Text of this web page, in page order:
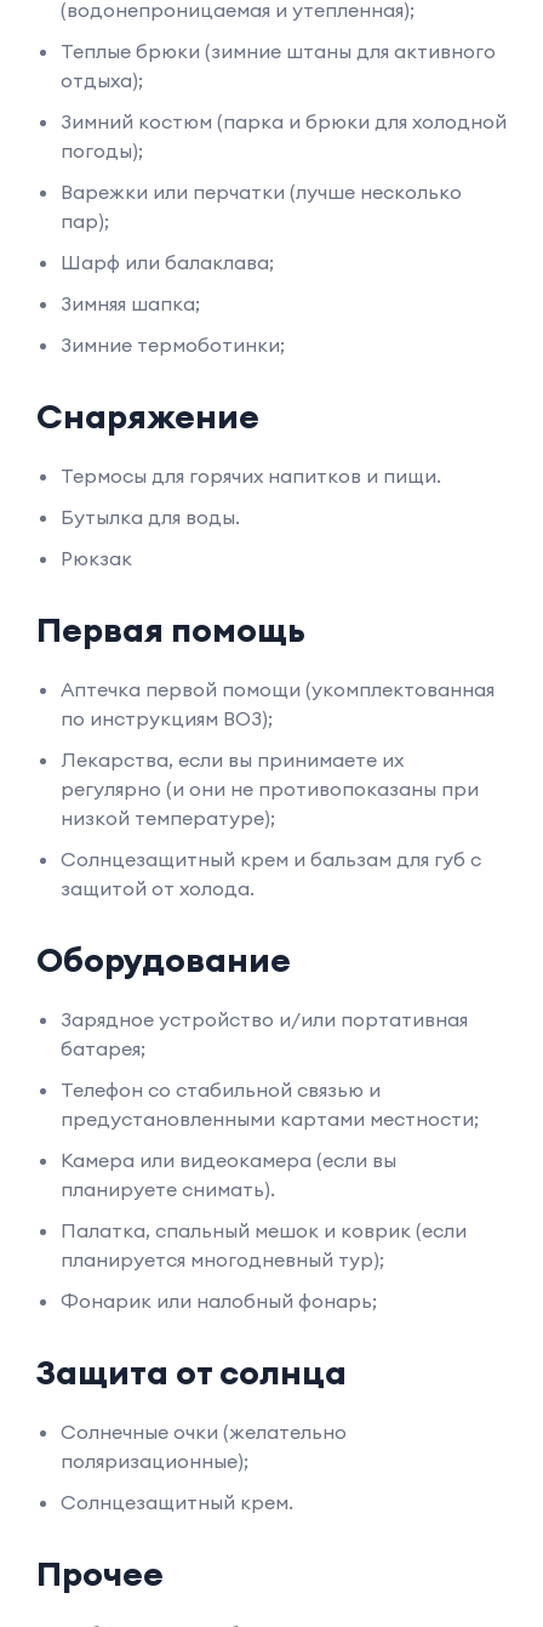
(водонепроницаемая и утепленная);
Теплые брюки (зимние штаны для активного
отдыха);
Зимний костюм (парка и брюки для холодной
погоды);
Варежки или перчатки (лучше несколько
пар);
Шарф или балаклава;
Зимняя шапка;
Зимние термоботинки;
Снаряжение
Термосы для горячих напитков и пищи.
Бутылка для воды.
Рюкзак
Первая помощь
Аптечка первой помощи (укомплектованная
по инструкциям ВОЗ);
Лекарства, если вы принимаете их
регулярно (и они не противопоказаны при
низкой температуре);
Солнцезащитный крем и бальзам для губ с
защитой от холода.
Оборудование
Зарядное устройство и/или портативная
батарея;
Телефон со стабильной связью и
предустановленными картами местности;
Камера или видеокамера (если вы
планируете снимать).
Палатка, спальный мешок и коврик (если
планируется многодневный тур);
Фонарик или налобный фонарь;
Защита от солнца
Солнечные очки (желательно
поляризационные);
Солнцезащитный крем.
Прочее